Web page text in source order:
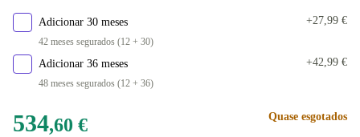
Adicionar 30 meses
42 meses segurados (12 + 30)
+27,99 €
Adicionar 36 meses
48 meses segurados (12 + 36)
+42,99 €
534,60 € Quase esgotados